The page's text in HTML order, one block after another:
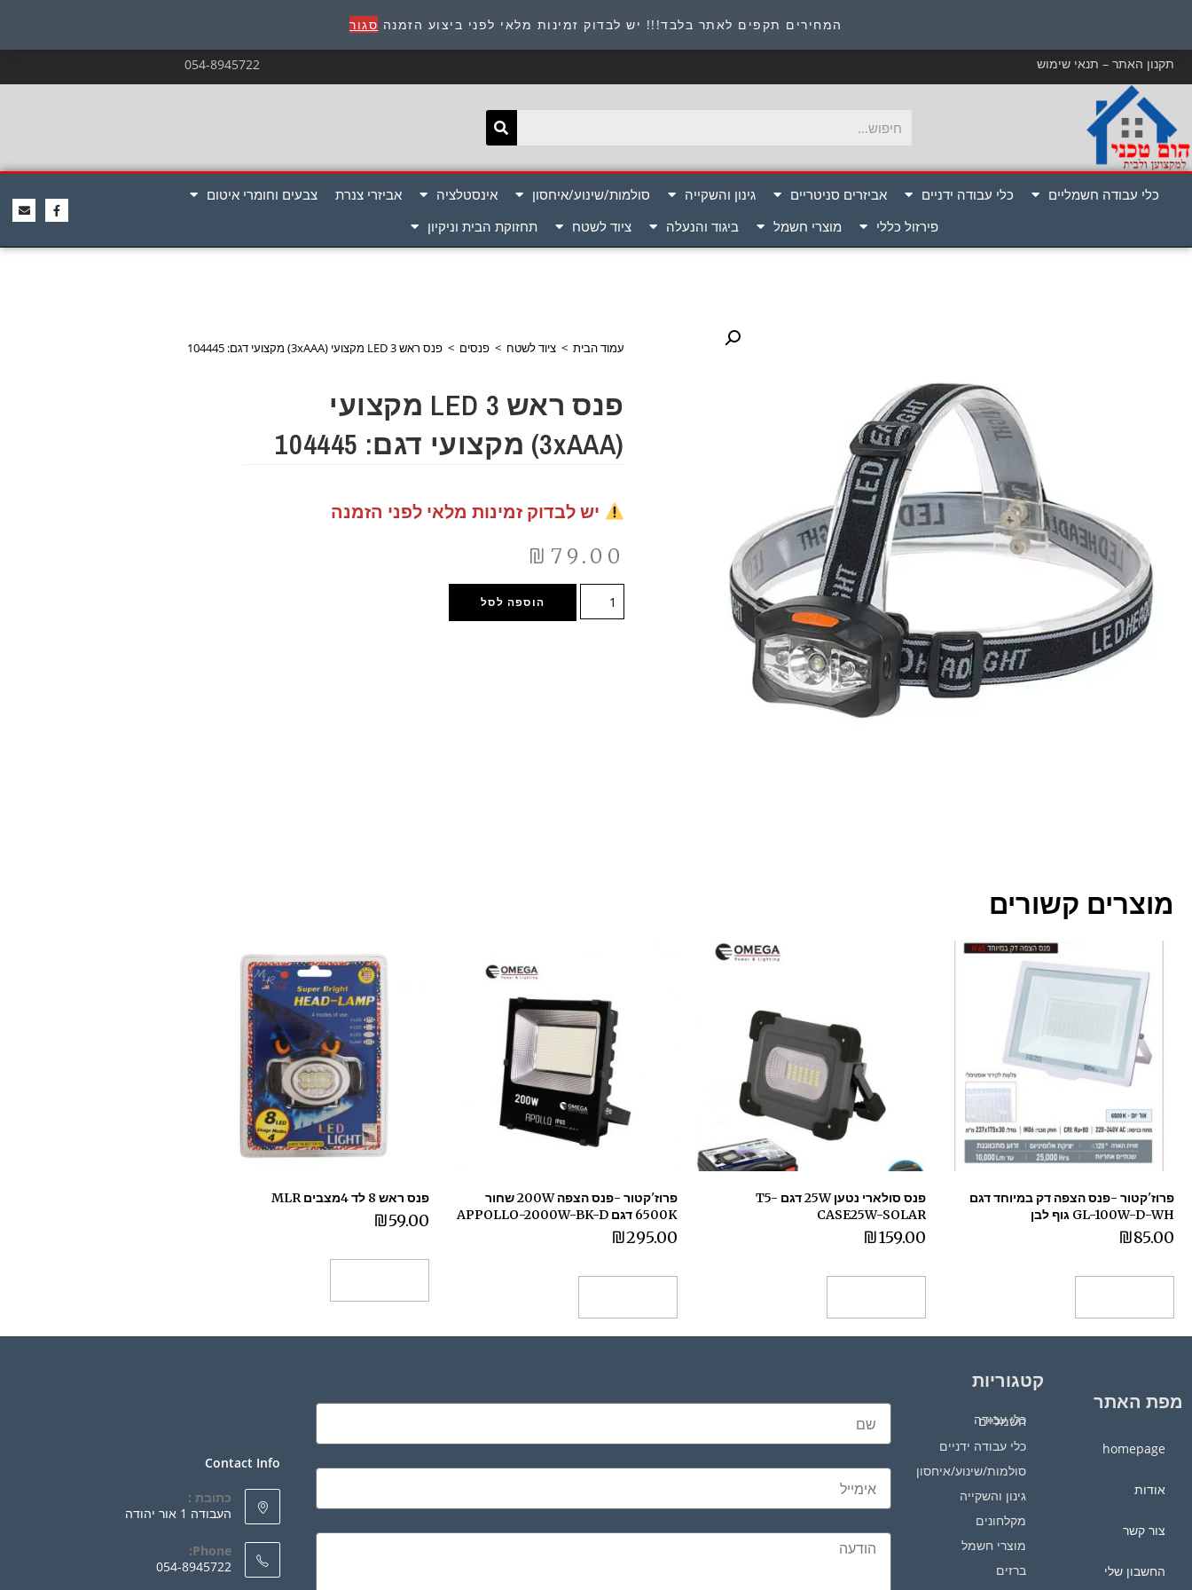
המחירים תקפים לאתר בלבד!!! יש לבדוק זמינות מלאי לפני ביצוע הזמנה סגור כתובת : היוזמים 9 אור יהודה שירות לקוחות 054-8945722
תקנון האתר – תנאי שימוש 054-8945722
כלי עבודה חשמליים כלי עבודה ידניים אביזרים סניטריים גינון והשקייה סולמות/שינוע/איחסון אינסטלציה אביזרי צנרת
צבעים וחומרי איטום
פירזול כללי
מוצרי חשמל ביגוד והנעלה ציוד לשטח תחזוקת הבית וניקיון
עמוד הבית > ציוד לשטח > פנסים > פנס ראש LED 3 מקצועי (3xAAA) מקצועי דגם: 104445
פנס ראש LED 3 מקצועי
(3xAAA) מקצועי דגם: 104445
יש לבדוק זמינות מלאי לפני הזמנה
₪ 79.00
הוספה לסל
מוצרים קשורים
פרוז'קטור -פנס הצפה דק במיוחד דגם
GL-100W-D-WH גוף לבן
₪85.00
פנס סולארי נטען 25W דגם T5-
CASE25W-SOLAR
₪159.00
פרוז'קטור -פנס הצפה 200W שחור
6500K דגם APPOLLO-2000W-BK-D
₪295.00
פנס ראש 8 לד 4מצבים MLR
₪59.00
מפת האתר
homepage
אודות
צור קשר
החשבון שלי
קטגוריות
כלי עבודה חשמליים
כלי עבודה ידניים
סולמות/שינוע/איחסון
גינון והשקייה
מקלחונים
מוצרי חשמל
ברזים
Contact Info
כתובת :
העבודה 1 אור יהודה
Phone:
054-8945722